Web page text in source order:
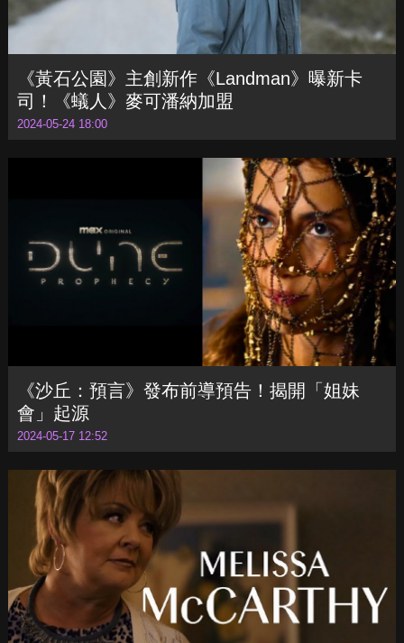
《黃石公園》主創新作《Landman》曝新卡
司！《蟻人》麥可潘納加盟
2024-05-24 18:00
《沙丘：預言》發布前導預告！揭開「姐妹
會」起源
2024-05-17 12:52